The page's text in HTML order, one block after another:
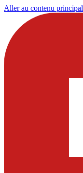
Aller au contenu principal